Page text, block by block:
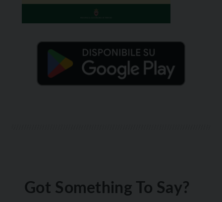
Got Something To Say?